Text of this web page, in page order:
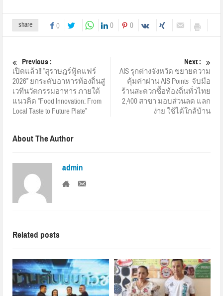
share 0 0 0
Previous :
เปิดแล้ว!! “สุราษฎร์ฟู้ดแฟร์
2026” ยกระดับอาหารท้องถิ่นสู่
เวทีนวัตกรรมอาหาร ภายใต้
แนวคิด “Food Innovation: From
Local Taste to Future Plate”
Next :
AIS รุกต่างจังหวัด ขยายความ
คุ้มค่าผ่าน AIS Points จับมือ
ร้านสะดวกซื้อท้องถิ่นทั่วไทย
2,400 สาขา มอบส่วนลด แลก
ง่าย ใช้ได้ใกล้บ้าน
About The Author
admin
Related posts